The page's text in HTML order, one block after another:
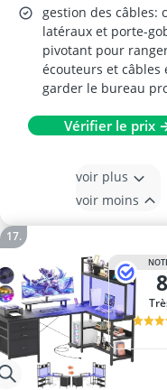
gestion des câbles:
latéraux et porte-
pivotant pour
écouteurs et câbles
garder le bureau
Vérifier le prix
voir plus
voir moins